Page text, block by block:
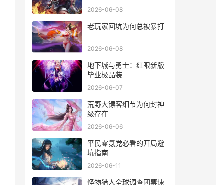
2026-06-08
老玩家回坑为何总被暴打
2026-06-08
地下城与勇士：红眼新版
毕业极品装
2026-06-07
荒野大镖客细节为何封神
级存在
2026-06-06
平民零氪党必看的开局避
坑指南
2026-06-11
怪物猎人全球调查团票速